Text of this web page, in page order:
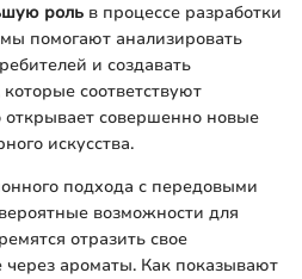
роль в процессе разработки
помогают анализировать
и создавать
соответствуют
совершенно новые
искусства.
подхода с передовыми
возможности для
отразить свое
ароматы. Как показывают